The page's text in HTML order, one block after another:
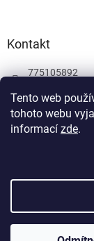
Tento web
tohoto webu
informací zde.
Kontakt
775105892
775105892
Facebook